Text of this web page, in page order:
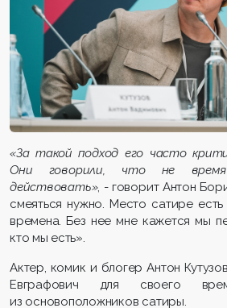
«За такой подход его часто
Они говорили, что не время
действовать», - говорит Антон
смеяться нужно. Место сатире
времена. Без нее мне кажется мы
кто мы есть».
Актер, комик и блогер Антон
Евграфович для своего
из основоположников сатиры.